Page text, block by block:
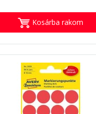
Kosárba rakom